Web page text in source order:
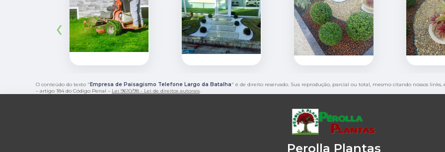
‹
O conteúdo do texto "Empresa de Paisagismo Telefone Largo da Batalha" é de direito reservado. Sua reprodução, parcial ou total, mesmo citando nossos
– artigo 184 do Código Penal – Lei 9610/98 - Lei de direitos autorais
Perolla Plantas